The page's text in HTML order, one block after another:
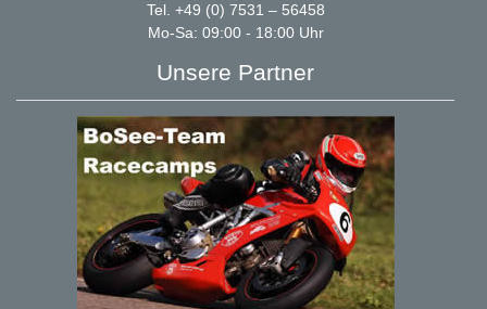
Tel. +49 (0) 7531 – 56458
Mo-Sa: 09:00 - 18:00 Uhr
Unsere Partner